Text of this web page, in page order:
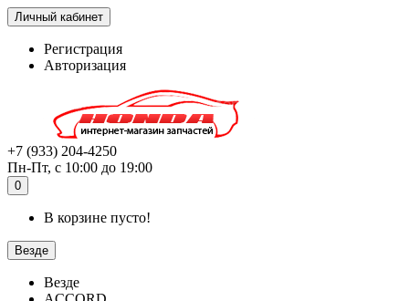
Личный кабинет
Регистрация
Авторизация
+7 (933) 204-4250
Пн-Пт, с 10:00 до 19:00
0
В корзине пусто!
Везде
Везде